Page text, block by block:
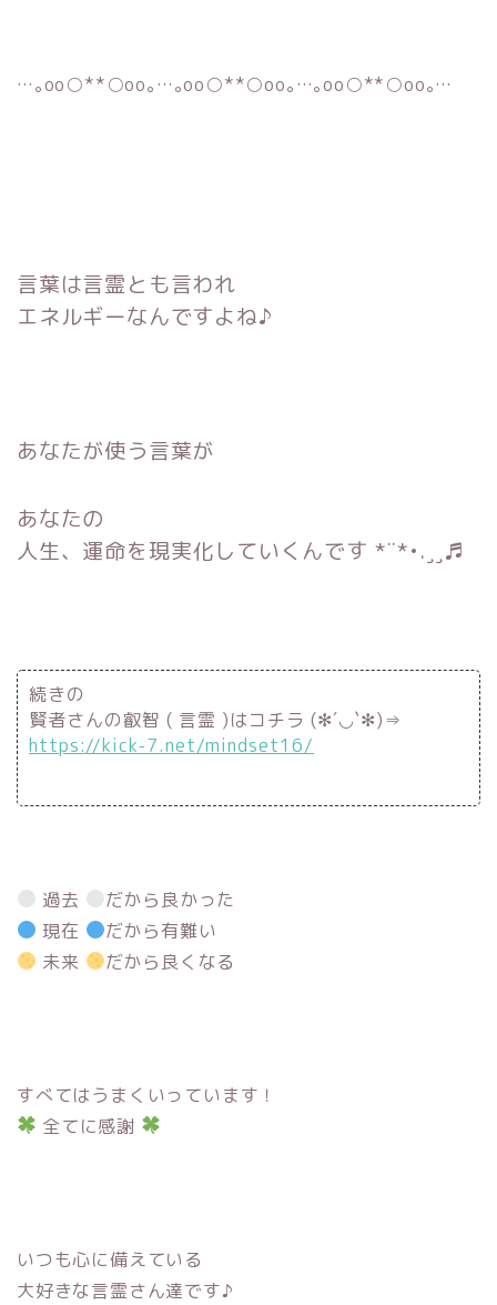
…｡oо○**○оo｡…｡oо○**○оo｡…｡oо○**○оo｡…
言葉は言霊とも言われ
エネルギーなんですよね♪
あなたが使う言葉が
あなたの
人生、運命を現実化していくんです *¨*•.¸¸♬
続きの
賢者さんの叡智 ( 言霊 )はコチラ (✻´◡`✻)⇒
https://kick-7.net/mindset16/
過去
だから良かった
現在
だから有難い
未来
だから良くなる
すべてはうまくいっています！
全てに感謝
いつも心に備えている
大好きな言霊さん達です♪